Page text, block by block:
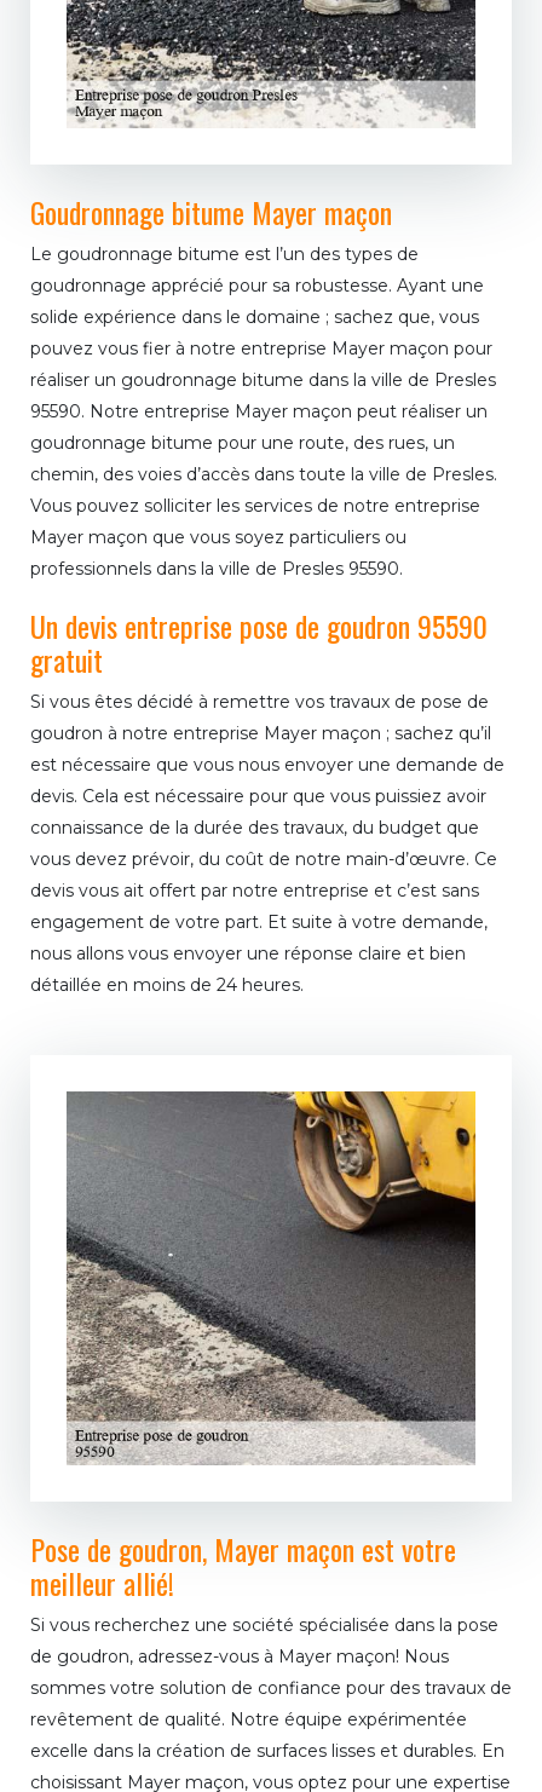
Goudronnage bitume Mayer maçon
Le goudronnage bitume est l’un des types de
goudronnage apprécié pour sa robustesse. Ayant une
solide expérience dans le domaine ; sachez que, vous
pouvez vous fier à notre entreprise Mayer maçon pour
réaliser un goudronnage bitume dans la ville de Presles
95590. Notre entreprise Mayer maçon peut réaliser un
goudronnage bitume pour une route, des rues, un
chemin, des voies d’accès dans toute la ville de Presles.
Vous pouvez solliciter les services de notre entreprise
Mayer maçon que vous soyez particuliers ou
professionnels dans la ville de Presles 95590.
Un devis entreprise pose de goudron 95590
gratuit
Si vous êtes décidé à remettre vos travaux de pose de
goudron à notre entreprise Mayer maçon ; sachez qu’il
est nécessaire que vous nous envoyer une demande de
devis. Cela est nécessaire pour que vous puissiez avoir
connaissance de la durée des travaux, du budget que
vous devez prévoir, du coût de notre main-d’œuvre. Ce
devis vous ait offert par notre entreprise et c’est sans
engagement de votre part. Et suite à votre demande,
nous allons vous envoyer une réponse claire et bien
détaillée en moins de 24 heures.
Pose de goudron, Mayer maçon est votre
meilleur allié!
Si vous recherchez une société spécialisée dans la pose
de goudron, adressez-vous à Mayer maçon! Nous
sommes votre solution de confiance pour des travaux de
revêtement de qualité. Notre équipe expérimentée
excelle dans la création de surfaces lisses et durables. En
choisissant Mayer maçon, vous optez pour une expertise